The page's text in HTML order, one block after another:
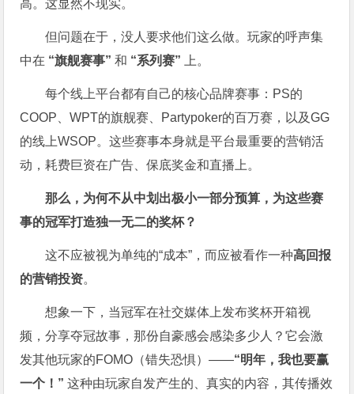
高。这显然不现实。
但问题在于，没人要求他们这么做。玩家的呼声集
中在 “旗舰赛事” 和 “系列赛” 上。
每个线上平台都有自己的核心品牌赛事：PS的
COOP、WPT的旗舰赛、Partypoker的百万赛，以及GG
的线上WSOP。这些赛事本身就是平台最重要的营销活
动，耗费巨资在广告、保底奖金和直播上。
那么，为何不从中划出极小一部分预算，为这些赛
事的冠军打造独一无二的奖杯？
这不应被视为单纯的“成本”，而应被看作一种高回报
的营销投资。
想象一下，当冠军在社交媒体上发布奖杯开箱视
频，分享夺冠故事，那份自豪感会感染多少人？它会激
发其他玩家的FOMO（错失恐惧）——“明年，我也要赢
一个！” 这种由玩家自发产生的、真实的内容，其传播效